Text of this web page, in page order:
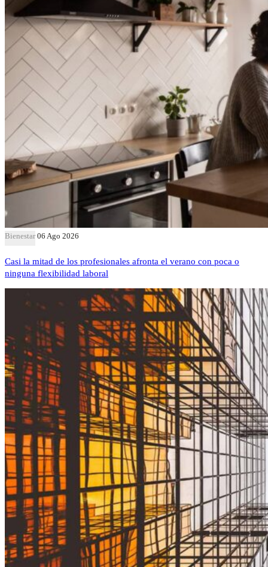
Bienestar 06 Ago 2026
Casi la mitad de los profesionales afronta el verano con poca o
ninguna flexibilidad laboral